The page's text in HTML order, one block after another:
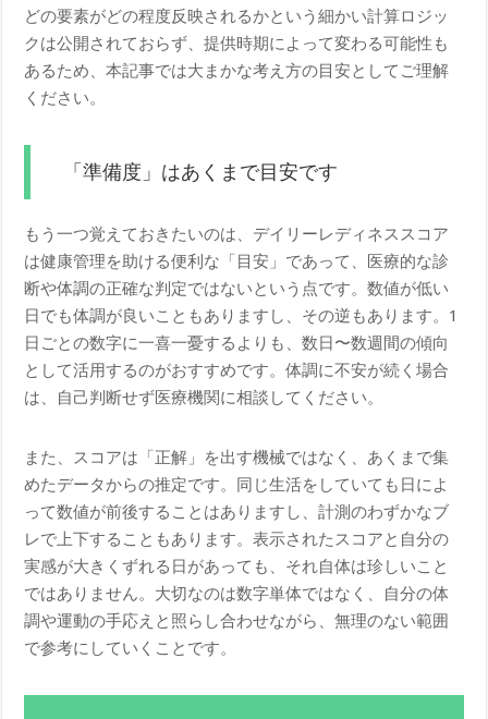
どの要素がどの程度反映されるかという細かい計算ロジッ
クは公開されておらず、提供時期によって変わる可能性も
あるため、本記事では大まかな考え方の目安としてご理解
ください。
「準備度」はあくまで目安です
もう一つ覚えておきたいのは、デイリーレディネススコア
は健康管理を助ける便利な「目安」であって、医療的な診
断や体調の正確な判定ではないという点です。数値が低い
日でも体調が良いこともありますし、その逆もあります。1
日ごとの数字に一喜一憂するよりも、数日〜数週間の傾向
として活用するのがおすすめです。体調に不安が続く場合
は、自己判断せず医療機関に相談してください。
また、スコアは「正解」を出す機械ではなく、あくまで集
めたデータからの推定です。同じ生活をしていても日によ
って数値が前後することはありますし、計測のわずかなブ
レで上下することもあります。表示されたスコアと自分の
実感が大きくずれる日があっても、それ自体は珍しいこと
ではありません。大切なのは数字単体ではなく、自分の体
調や運動の手応えと照らし合わせながら、無理のない範囲
で参考にしていくことです。